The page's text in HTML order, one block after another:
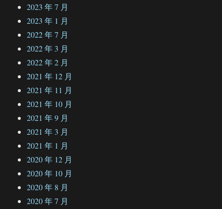
2023 年 7 月
2023 年 1 月
2022 年 7 月
2022 年 3 月
2022 年 2 月
2021 年 12 月
2021 年 11 月
2021 年 10 月
2021 年 9 月
2021 年 3 月
2021 年 1 月
2020 年 12 月
2020 年 10 月
2020 年 8 月
2020 年 7 月